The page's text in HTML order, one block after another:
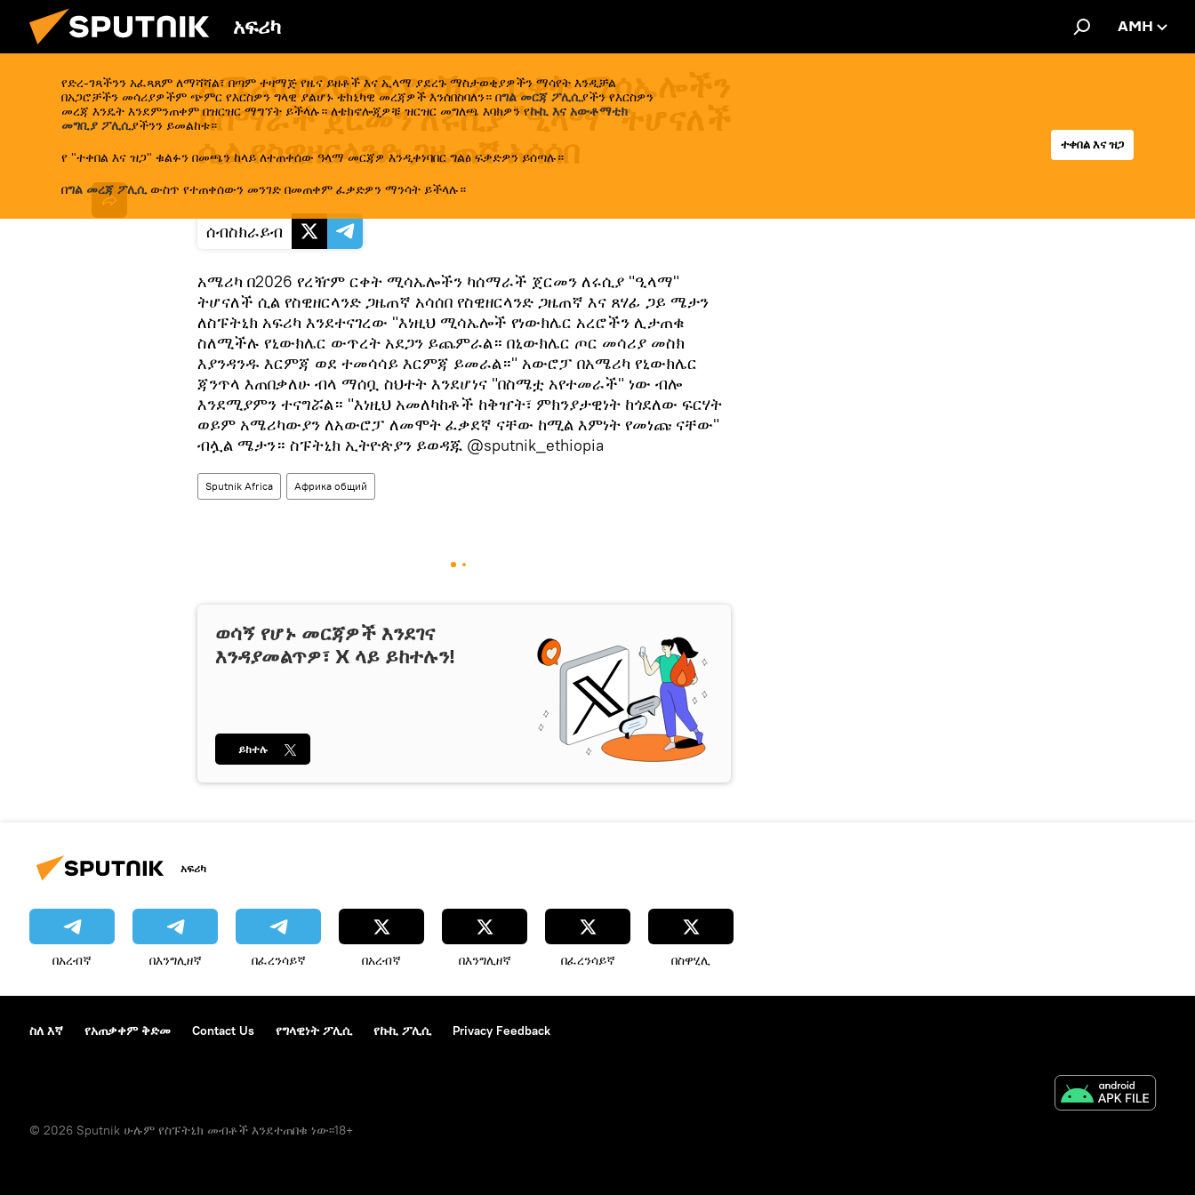
አፍሪካ AMH
የድረ-ገጻችንን አፈጻጸም ለማሻሻል፣ በጣም ተዛማጅ የዜና ይዘቶች እና ኢላማ ያደረጉ ማስታወቂያዎችን ማሳየት እንዲቻል
በአጋሮቻችን መሳሪያዎችም ጭምር የእርስዎን ግላዊ ያልሆኑ ቴክኒካዊ መረጃዎች እንሰበስባለን። በግል መርጃ ፖሊሲያችን የእርስዎን
መረጃ እንዴት እንደምንጠቀም በዝርዝር ማግኘት ይችላሉ። ለቴክኖሎጂዎቹ ዝርዝር መግለጫ እባክዎን የኩኪ እና አውቶማቲክ
መግቢያ ፖሊሲያችንን ይመልከቱ።
የ "ተቀበል እና ዝጋ" ቁልፉን በመጫን ከላይ ለተጠቀሰው ዓላማ መርጃዎ እንዲቀነባበር ግልፅ ፍቃድዎን ይሰጣሉ።
በግል መረጃ ፖሊሲውስጥ የተጠቀሰውን መንገድ በመጠቀም ፈቃድዎን ማንሳት ይችላሉ።
ተቀበል እና ዝጋ
አሜሪካ በ2026 የረዥም ርቀት ሚሳኤሎችን
ካሰማራች ጀርመን ለሩሲያ "ዒላማ" ትሆናለች
ሲል የስዊዘርላንድ ጋዜጠኛ አሳሰበ
19:08 19.07.2024 (የተሻሻለ:19:40 19.07.2024)
ሰብስክራይብ
አሜሪካ በ2026 የረዥም ርቀት ሚሳኤሎችን ካሰማራች ጀርመን ለሩሲያ "ዒላማ"
ትሆናለች ሲል የስዊዘርላንድ ጋዜጠኛ አሳሰበ የስዊዘርላንድ ጋዜጠኛ እና ጸሃፊ ጋይ ሜታን
ለስፑትኒክ አፍሪካ እንደተናገረው "እነዚህ ሚሳኤሎች የነውክሌር አረሮችን ሊታጠቁ
ስለሚችሉ የኒውክሌር ውጥረት አደጋን ይጨምራል። በኒውክሌር ጦር መሳሪያ መስክ
እያንዳንዱ እርምጃ ወደ ተመሳሳይ እርምጃ ይመራል።" አውሮፓ በአሜሪካ የኒውክሌር
ጃንጥላ እጠበቃለሁ ብላ ማሰቧ ስህተት እንደሆነና "በስሜቷ አየተመራች" ነው ብሎ
እንደሚያምን ተናግሯል። "እነዚህ አመለካከቶች ከቅዠት፣ ምክንያታዊነት ከጎደለው ፍርሃት
ወይም አሜሪካውያን ለአውሮፓ ለመሞት ፈቃደኛ ናቸው ከሚል እምነት የመነጩ ናቸው"
ብሏል ሜታን። ስፑትኒክ ኢትዮጵያን ይወዳጁ @sputnik_ethiopia
Sputnik Africa Африка общий
ወሳኝ የሆኑ መርጃዎች እንደገና
እንዳያመልጥዎ፣ X ላይ ይከተሉን!
ይከተሉ
አፍሪካ
በአረብኛ በእንግሊዘኛ በፈረንሳይኛ በአረብኛ በእንግሊዘኛ በፈረንሳይኛ በስዋሂሊ
ስለ እኛ የአጠቃቀም ቅድመ Contact Us የግላዊነት ፖሊሲ የኩኪ ፖሊሲ Privacy Feedback
© 2026 Sputnik ሁሉም የስፑትኒክ መብቶች እንደተጠበቁ ነው፡፡18+